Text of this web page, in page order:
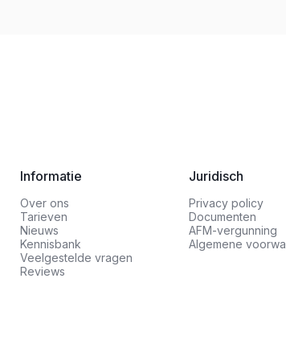
Informatie
Over ons
Tarieven
Nieuws
Kennisbank
Veelgestelde vragen
Reviews
Juridisch
Privacy policy
Documenten
AFM-vergunning
Algemene